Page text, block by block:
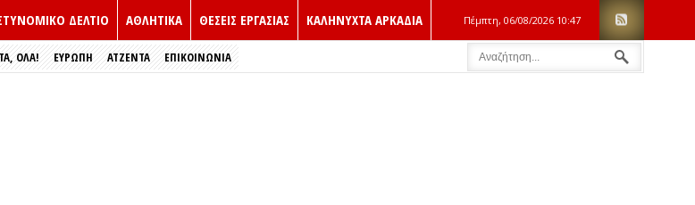
ΔΕΛΤΙΟ ΑΘΛΗΤΙΚΑ ΘΕΣΕΙΣ ΕΡΓΑΣΙΑΣ ΚΑΛΗΝΥΧΤΑ ΑΡΚΑΔΙΑ Πέμπτη, 06/08/2026 10:47
ΟΛΑ! ΕΥΡΏΠΗ ΑΤΖΕΝΤΑ ΕΠΙΚΟΙΝΩΝΙΑ